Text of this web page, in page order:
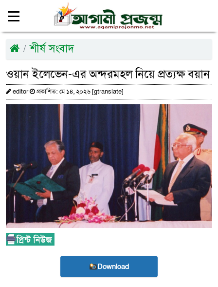
শীর্ষ সংবাদ
ওয়ান ইলেভেন-এর অন্দরমহল নিয়ে প্রত্যক্ষ বয়ান
editor প্রকাশিত: মে ১৪, ২০২৬ [gtranslate]
Download